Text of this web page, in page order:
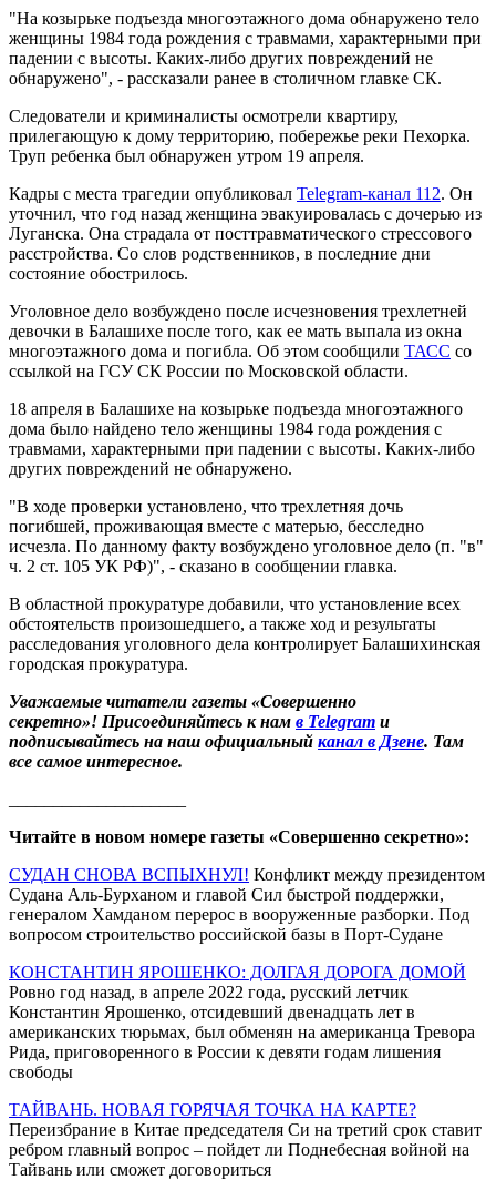
"На козырьке подъезда многоэтажного дома обнаружено тело
женщины 1984 года рождения с травмами, характерными при
падении с высоты. Каких-либо других повреждений не
обнаружено", - рассказали ранее в столичном главке СК.
Следователи и криминалисты осмотрели квартиру,
прилегающую к дому территорию, побережье реки Пехорка.
Труп ребенка был обнаружен утром 19 апреля.
Кадры с места трагедии опубликовал Telegram-канал 112. Он
уточнил, что год назад женщина эвакуировалась с дочерью из
Луганска. Она страдала от посттравматического стрессового
расстройства. Со слов родственников, в последние дни
состояние обострилось.
Уголовное дело возбуждено после исчезновения трехлетней
девочки в Балашихе после того, как ее мать выпала из окна
многоэтажного дома и погибла. Об этом сообщили ТАСС со
ссылкой на ГСУ СК России по Московской области.
18 апреля в Балашихе на козырьке подъезда многоэтажного
дома было найдено тело женщины 1984 года рождения с
травмами, характерными при падении с высоты. Каких-либо
других повреждений не обнаружено.
"В ходе проверки установлено, что трехлетняя дочь
погибшей, проживающая вместе с матерью, бесследно
исчезла. По данному факту возбуждено уголовное дело (п. "в"
ч. 2 ст. 105 УК РФ)", - сказано в сообщении главка.
В областной прокуратуре добавили, что установление всех
обстоятельств произошедшего, а также ход и результаты
расследования уголовного дела контролирует Балашихинская
городская прокуратура.
Уважаемые читатели газеты «Совершенно
секретно»! Присоединяйтесь к нам в Telegram и
подписывайтесь на наш официальный канал в Дзене. Там
все самое интересное.
Читайте в новом номере газеты «Совершенно секретно»:
СУДАН СНОВА ВСПЫХНУЛ! Конфликт между президентом
Судана Аль-Бурханом и главой Сил быстрой поддержки,
генералом Хамданом перерос в вооруженные разборки. Под
вопросом строительство российской базы в Порт-Судане
КОНСТАНТИН ЯРОШЕНКО: ДОЛГАЯ ДОРОГА ДОМОЙ
Ровно год назад, в апреле 2022 года, русский летчик
Константин Ярошенко, отсидевший двенадцать лет в
американских тюрьмах, был обменян на американца Тревора
Рида, приговоренного в России к девяти годам лишения
свободы
ТАЙВАНЬ. НОВАЯ ГОРЯЧАЯ ТОЧКА НА КАРТЕ?
Переизбрание в Китае председателя Си на третий срок ставит
ребром главный вопрос – пойдет ли Поднебесная войной на
Тайвань или сможет договориться